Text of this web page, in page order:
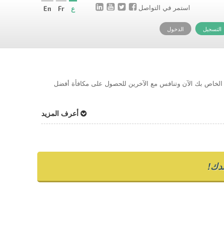
استمر في التواصل En Fr ع
التسجيل الدخول
الخاص بك الآن وتنافس مع الآخرين للحصول على مكافأة أفضل
أعرف المزيد